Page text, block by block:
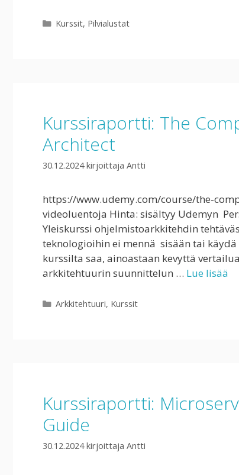
Kategoriat
Kurssit, Pilvialustat
Kurssiraportti: The
Architect
30.12.2024 kirjoittaja Antti
https://www.udemy.com/course/the-
videoluentoja Hinta: sisältyy Udemyn
Yleiskurssi ohjelmistoarkkitehdin
teknologioihin ei mennä sisään tai
kurssilta saa, ainoastaan kevyttä
arkkitehtuurin suunnittelun … Lue lisää
Kategoriat
Arkkitehtuuri, Kurssit
Kurssiraportti:
Guide
30.12.2024 kirjoittaja Antti